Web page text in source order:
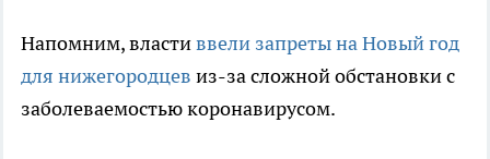
Напомним, властиввели запреты на Новый год
для нижегородцев из-за сложной обстановки с
заболеваемостью коронавирусом.